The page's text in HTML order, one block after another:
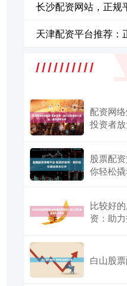
长沙配资网站，正规
天津配资平台推荐：
配资网
投资者
股票配
你轻松
比较好
资：助
白山股